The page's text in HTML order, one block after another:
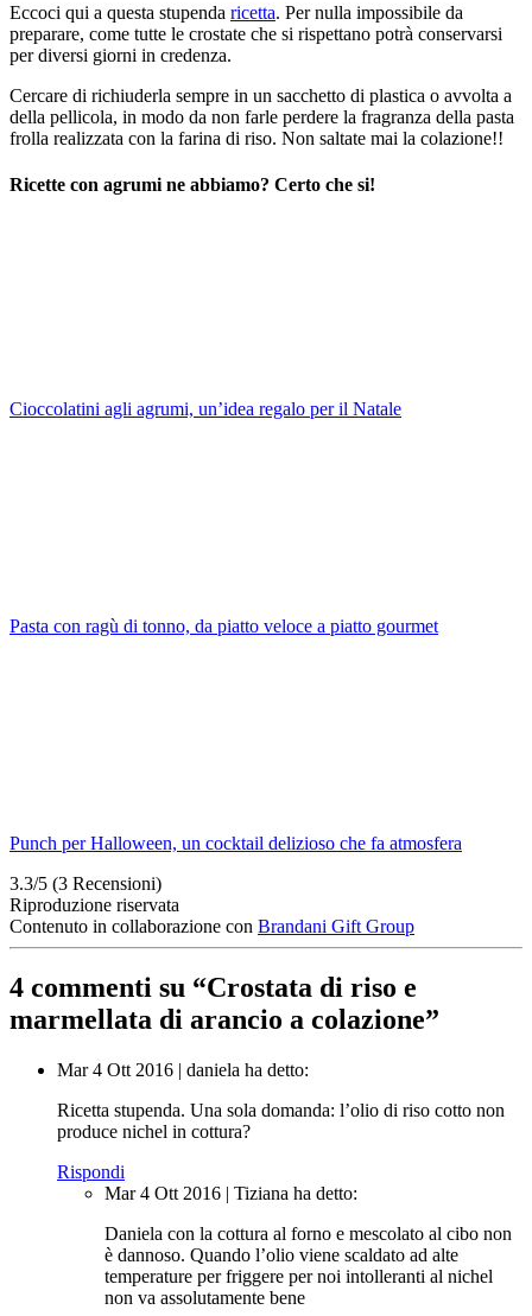
Eccoci qui a questa stupenda ricetta. Per nulla impossibile da
preparare, come tutte le crostate che si rispettano potrà conservarsi
per diversi giorni in credenza.
Cercare di richiuderla sempre in un sacchetto di plastica o avvolta a
della pellicola, in modo da non farle perdere la fragranza della pasta
frolla realizzata con la farina di riso. Non saltate mai la colazione!!
Ricette con agrumi ne abbiamo? Certo che si!
Cioccolatini agli agrumi, un’idea regalo per il Natale
Pasta con ragù di tonno, da piatto veloce a piatto gourmet
Punch per Halloween, un cocktail delizioso che fa atmosfera
3.3/5 (3 Recensioni)
Riproduzione riservata
Contenuto in collaborazione con Brandani Gift Group
4 commenti su “Crostata di riso e
marmellata di arancio a colazione”
Mar 4 Ott 2016 | daniela ha detto:
Ricetta stupenda. Una sola domanda: l’olio di riso cotto non
produce nichel in cottura?
Rispondi
Mar 4 Ott 2016 | Tiziana ha detto:
Daniela con la cottura al forno e mescolato al cibo non
è dannoso. Quando l’olio viene scaldato ad alte
temperature per friggere per noi intolleranti al nichel
non va assolutamente bene